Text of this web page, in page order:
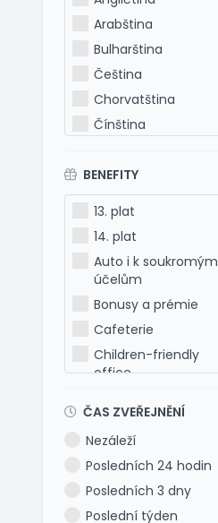
Arabština
Bulharština
Čeština
Chorvatština
Čínština
Francouzština
Hebrejština
Holandština
Italština
Japonština
Latina
Litevština
Lotyšština
Maďarština
Makedonština
Polština
Portugalština
Rumunština
BENEFITY
13. plat
14. plat
Auto i k soukromým
účelům
Bonusy a prémie
Cafeterie
Children-friendly
office
Dovolená 6 týdnů
Dovolená navíc
Firemní akce
ČAS ZVEŘEJNĚNÍ
Nezáleží
Posledních 24 hodin
Posledních 3 dny
Poslední týden